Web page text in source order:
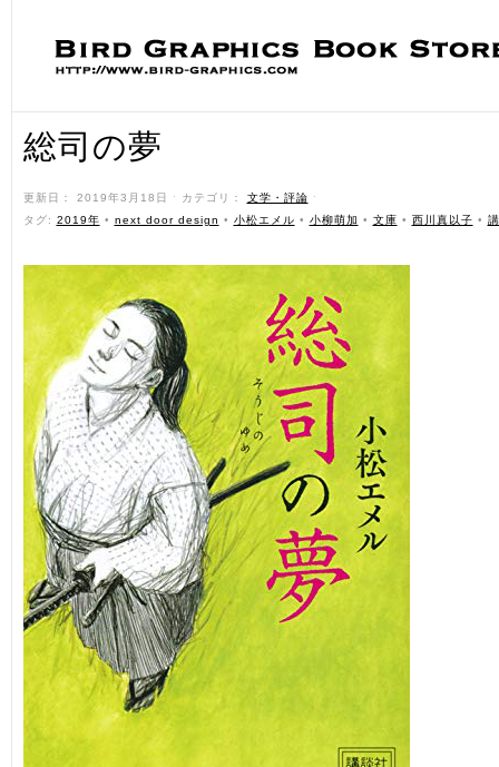
総司の夢
更新日： 2019年3月18日 ˑ カテゴリ： 文学・評論 ˑ
タグ: 2019年 • next door design • 小松エメル • 小柳萌加 • 文庫 • 西川真以子 •